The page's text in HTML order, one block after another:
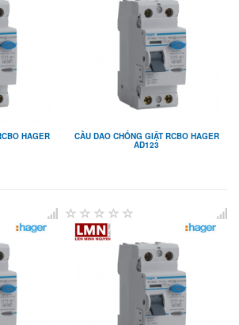
HAGER CẦU DAO CHỐNG GIẬT RCBO HAGER
AD123